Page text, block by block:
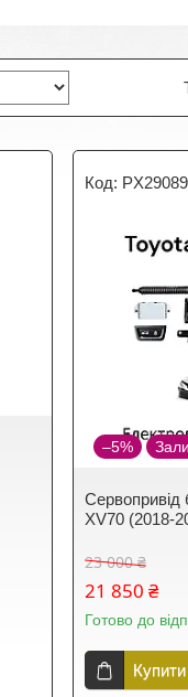
PX29089
–5%
Сервопривід
XV70 (2018-
23 000 ₴
21 850 ₴
Готово до
Купити